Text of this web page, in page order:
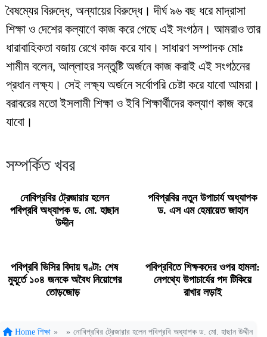
বৈষম্যের বিরুদ্ধে, অন্যায়ের বিরুদ্ধে। দীর্ঘ ৯৬ বছ ধরে মাদ্রাসা
শিক্ষা ও দেশের কল্যাণে কাজ করে গেছে এই সংগঠন। আমরাও তার
ধারাবাহিকতা বজায় রেখে কাজ করে যাব। সাধারণ সম্পাদক মোঃ
শামীম বলেন, আল্লাহর সন্তুষ্টি অর্জনে কাজ করাই এই সংগঠনের
প্রধান লক্ষ্য। সেই লক্ষ্য অর্জনে সর্বোপরি চেষ্টা করে যাবো আমরা।
বরাবরের মতো ইসলামী শিক্ষা ও ইবি শিক্ষার্থীদের কল্যাণ কাজ করে
যাবো।
সম্পর্কিত খবর
নোবিপ্রবির ট্রেজারার হলেন
পবিপ্রবি অধ্যাপক ড. মো. হাছান
উদ্দীন
পবিপ্রবির নতুন উপাচার্য অধ্যাপক
ড. এস এম হেমায়েত জাহান
পবিপ্রবি ভিসির বিদায় ঘণ্টা: শেষ
মুহূর্তে ১০৪ জনকে অবৈধ নিয়োগের
তোড়জোড়
পবিপ্রবিতে শিক্ষকদের ওপর হামলা:
নেপথ্যে উপাচার্যের পদ টিকিয়ে
রাখার লড়াই
Home শিক্ষা » » নোবিপ্রবির ট্রেজারার হলেন পবিপ্রবি অধ্যাপক ড. মো. হাছান উদ্দীন